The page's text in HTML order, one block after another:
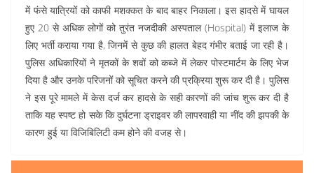
में फंसे यात्रियों को काफी मशक्कत के बाद बाहर निकाला। इस हादसे में घायल
हुए 20 से अधिक लोगों को तुरंत नजदीकी अस्पताल (Hospital) में इलाज के
लिए भर्ती कराया गया है, जिनमें से कुछ की हालत बेहद गंभीर बताई जा रही है।
पुलिस अधिकारियों ने मृतकों के शवों को कब्जे में लेकर पोस्टमार्टम के लिए भेज
दिया है और उनके परिजनों को सूचित करने की प्रक्रिया शुरू कर दी है। पुलिस
ने इस पूरे मामले में केस दर्ज कर हादसे के सही कारणों की जांच शुरू कर दी है
ताकि यह स्पष्ट हो सके कि दुर्घटना ड्राइवर की लापरवाही या नींद की झपकी के
कारण हुई या विजिबिलिटी कम होने की वजह से।